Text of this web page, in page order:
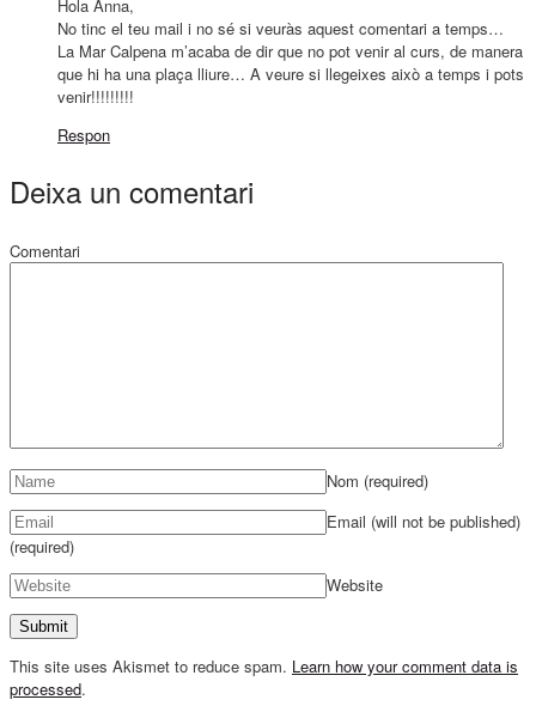
Hola Anna,
No tinc el teu mail i no sé si veuràs aquest comentari a temps…
La Mar Calpena m’acaba de dir que no pot venir al curs, de manera
que hi ha una plaça lliure… A veure si llegeixes això a temps i pots
venir!!!!!!!!!
Respon
Deixa un comentari
Comentari
Nom (required)
Email (will not be published)
(required)
Website
This site uses Akismet to reduce spam. Learn how your comment data is
processed.